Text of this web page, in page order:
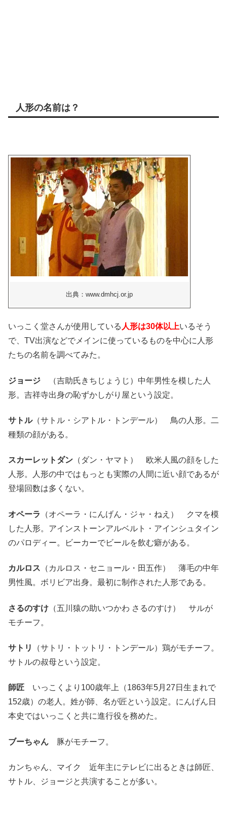
人形の名前は？
出典：www.dmhcj.or.jp
いっこく堂さんが使用している 人形は30体以上いるそう
で、TV出演などでメインに使っているものを中心に人形
たちの名前を調べてみた。
ジョージ （吉助氏きちじょうじ）中年男性を模した人
形。吉祥寺出身の恥ずかしがり屋という設定。
サトル（サトル・シアトル・トンデール） 鳥の人形。二
種類の顔がある。
スカーレットダン （ダン・ヤマト） 欧米人風の顔をした
人形。人形の中ではもっとも実際の人間に近い顔であるが
登場回数は多くない。
オペーラ
（オペーラ・にんげん・ジャ・ねえ） クマを模
した人形。 アインストーンアルベルト・アインシュタイン
のパロディー。ビーカーでビールを飲む癖がある。
カルロス （カルロス・セニョール・田五作） 薄毛の中年
男性風。ボリビア出身。最初に制作された人形である。
さるのすけ （五川猿の助いつかわ さるのすけ） サルが
モチーフ。
サトリ
（サトリ・トットリ・トンデール）鶏がモチーフ。
サトルの叔母という設定。
師匠 いっこくより100歳年上（1863年5月27日生まれで
152歳）の老人。姓が師、名が匠という設定。にんげん日
本史ではいっこくと共に進行役を務めた。
ブーちゃん 豚がモチーフ。
カンちゃん、マイク 近年主にテレビに出るときは師匠、
サトル、ジョージと共演することが多い。